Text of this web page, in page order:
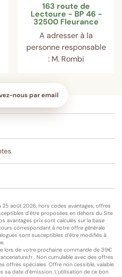
163 route de
Lectoure - BP 46 -
32500 Fleurance
A adresser à la
personne responsable
: M. Rombi
nous par email
août 2026, hors codes avantages, offres
d'être proposées en dehors du Site
avantages prix sont calculés sur la base
correspondant à notre offre générale
sont susceptibles d’être modifiés à
lors de votre prochaine commande de 39€
. Non cumulable avec des offres
offres spéciales. Offre non cessible, valable
sa date d'émission. L'utilisation de ce bon